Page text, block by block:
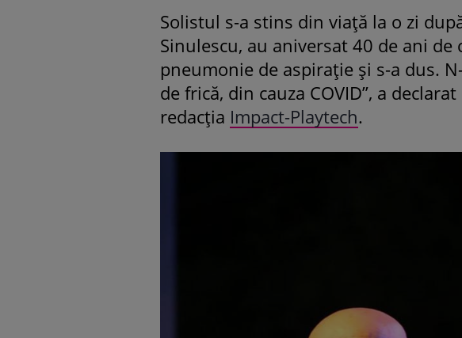
Solistul s-a stins din viață la o zi
Sinulescu, au aniversat 40 de ani de
pneumonie de aspirație și s-a dus.
de frică, din cauza COVID”, a
redacția Impact-Playtech.